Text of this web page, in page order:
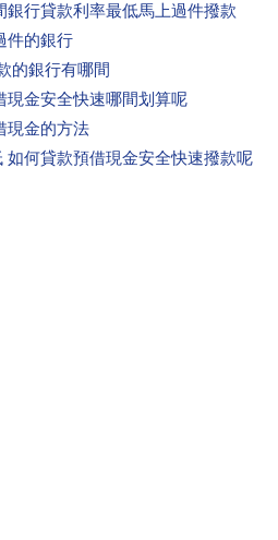
銀行貸款利率最低馬上過件撥款
件的銀行
的銀行有哪間
現金安全快速哪間划算呢
現金的方法
如何貸款預借現金安全快速撥款呢